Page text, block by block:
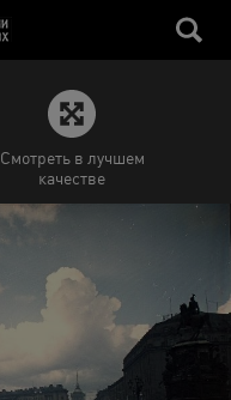
Смотреть в лучшем
качестве